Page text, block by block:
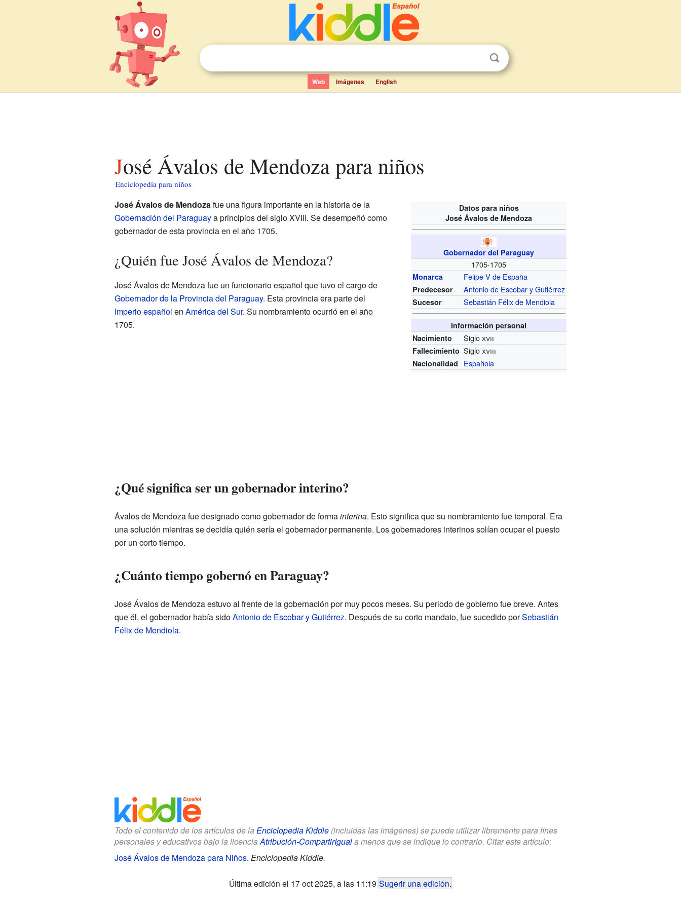
Web Imágenes English
José Ávalos de Mendoza para niños
Enciclopedia para niños
Datos para niños
José Ávalos de Mendoza
Gobernador del Paraguay
1705-1705
Monarca Felipe V de España
Predecesor Antonio de Escobar y Gutiérrez
Sucesor Sebastián Félix de Mendiola
Información personal
Nacimiento
Sigloxvii
Fallecimiento Sigloxviii
Nacionalidad Española
José Ávalos de Mendozafue una figura importante en la historia de la
Gobernación del Paraguaya principios del siglo XVIII. Se desempeñó como
gobernador de esta provincia en el año 1705.
¿Quién fue José Ávalos de Mendoza?
José Ávalos de Mendoza fue un funcionario español que tuvo el cargo de
Gobernador de la Provincia del Paraguay. Esta provincia era parte del
Imperio español en América del Sur. Su nombramiento ocurrió en el año
1705.
¿Qué significa ser un gobernador interino?
Ávalos de Mendoza fue designado como gobernador de formainterina. Esto significa que su nombramiento fue temporal. Era
una solución mientras se decidía quién sería el gobernador permanente. Los gobernadores interinos solían ocupar el puesto
por un corto tiempo.
¿Cuánto tiempo gobernó en Paraguay?
José Ávalos de Mendoza estuvo al frente de la gobernación por muy pocos meses. Su periodo de gobierno fue breve. Antes
que él, el gobernador había sidoAntonio de Escobar y Gutiérrez. Después de su corto mandato, fue sucedido porSebastián
Félix de Mendiola.
Todo el contenido de los artículos de la Enciclopedia Kiddle(incluidas las imágenes) se puede utilizar libremente para fines
personales y educativos bajo la licenciaAtribución-CompartirIguala menos que se indique lo contrario. Citar este artículo:
José Ávalos de Mendoza para Niños. Enciclopedia Kiddle.
Última edición el 17 oct 2025, a las 11:19 Sugerir una edición.